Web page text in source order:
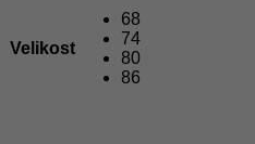
Velikost
68
74
80
86